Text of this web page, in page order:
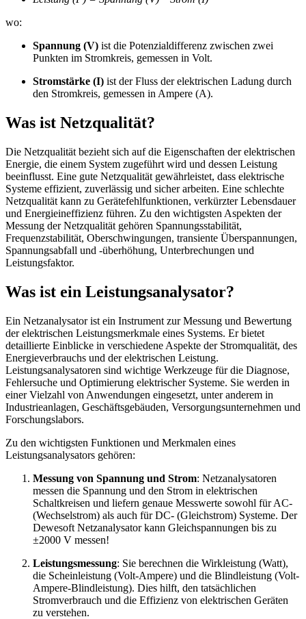
wo:
Spannung (V) ist die Potenzialdifferenz zwischen zwei
Punkten im Stromkreis, gemessen in Volt.
Stromstärke (I) ist der Fluss der elektrischen Ladung durch
den Stromkreis, gemessen in Ampere (A).
Was ist Netzqualität?
Die Netzqualität bezieht sich auf die Eigenschaften der elektrischen
Energie, die einem System zugeführt wird und dessen Leistung
beeinflusst. Eine gute Netzqualität gewährleistet, dass elektrische
Systeme effizient, zuverlässig und sicher arbeiten. Eine schlechte
Netzqualität kann zu Gerätefehlfunktionen, verkürzter Lebensdauer
und Energieineffizienz führen. Zu den wichtigsten Aspekten der
Messung der Netzqualität gehören Spannungsstabilität,
Frequenzstabilität, Oberschwingungen, transiente Überspannungen,
Spannungsabfall und -überhöhung, Unterbrechungen und
Leistungsfaktor.
Was ist ein Leistungsanalysator?
Ein Netzanalysator ist ein Instrument zur Messung und Bewertung
der elektrischen Leistungsmerkmale eines Systems. Er bietet
detaillierte Einblicke in verschiedene Aspekte der Stromqualität, des
Energieverbrauchs und der elektrischen Leistung.
Leistungsanalysatoren sind wichtige Werkzeuge für die Diagnose,
Fehlersuche und Optimierung elektrischer Systeme. Sie werden in
einer Vielzahl von Anwendungen eingesetzt, unter anderem in
Industrieanlagen, Geschäftsgebäuden, Versorgungsunternehmen und
Forschungslabors.
Zu den wichtigsten Funktionen und Merkmalen eines
Leistungsanalysators gehören:
Messung von Spannung und Strom: Netzanalysatoren
messen die Spannung und den Strom in elektrischen
Schaltkreisen und liefern genaue Messwerte sowohl für AC-
(Wechselstrom) als auch für DC- (Gleichstrom) Systeme. Der
Dewesoft Netzanalysator kann Gleichspannungen bis zu
±2000 V messen!
Leistungsmessung: Sie berechnen die Wirkleistung (Watt),
die Scheinleistung (Volt-Ampere) und die Blindleistung (Volt-
Ampere-Blindleistung). Dies hilft, den tatsächlichen
Stromverbrauch und die Effizienz von elektrischen Geräten
zu verstehen.